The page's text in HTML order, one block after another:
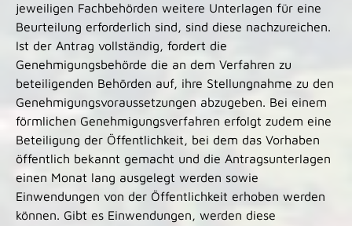
jeweiligen Fachbehörden weitere Unterlagen für eine
Beurteilung erforderlich sind, sind diese nachzureichen.
Ist der Antrag vollständig, fordert die
Genehmigungsbehörde die an dem Verfahren zu
beteiligenden Behörden auf, ihre Stellungnahme zu den
Genehmigungsvoraussetzungen abzugeben. Bei einem
förmlichen Genehmigungsverfahren erfolgt zudem eine
Beteiligung der Öffentlichkeit, bei dem das Vorhaben
öffentlich bekannt gemacht und die Antragsunterlagen
einen Monat lang ausgelegt werden sowie
Einwendungen von der Öffentlichkeit erhoben werden
können. Gibt es Einwendungen, werden diese